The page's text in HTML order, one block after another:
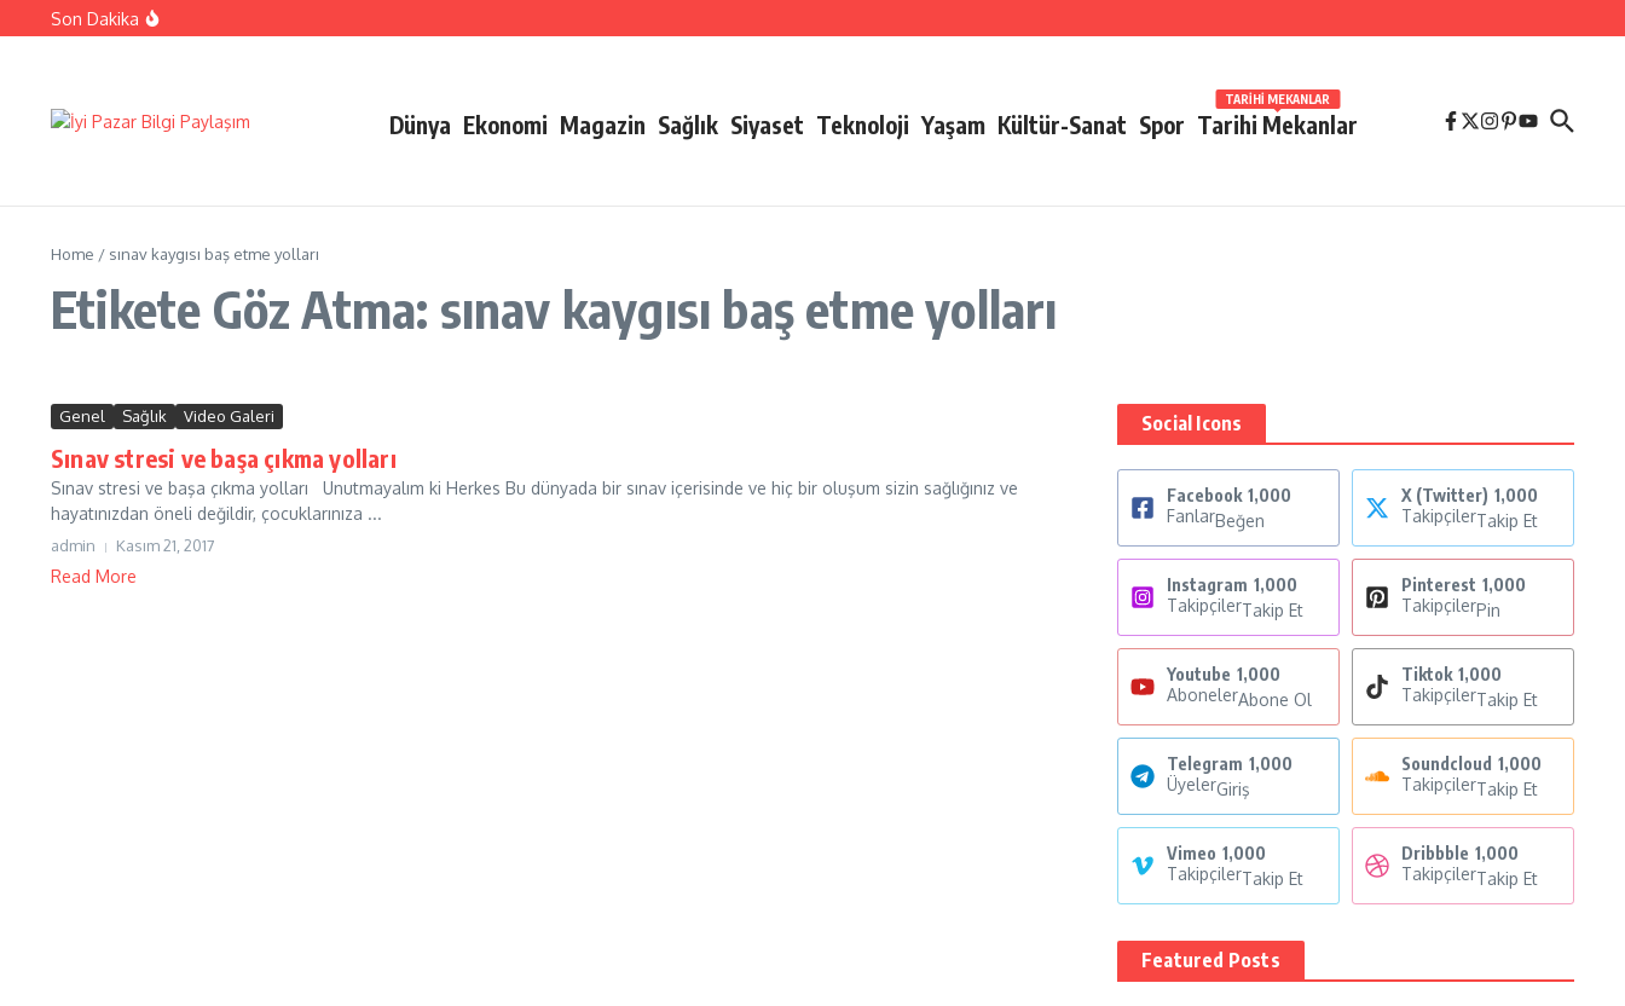
İçeriğe atlaSon Dakika
Kıbrıs Barış Harekatı Nasıl Yapıldı
Dünya Ekonomi Magazin Sağlık Siyaset Teknoloji Yaşam Kültür-Sanat Spor Tarihi Mekanlar
TARIHI MEKANLAR
Home / sınav kaygısı baş etme yolları
Etikete Göz Atma: sınav kaygısı baş etme yolları
Genel Sağlık Video Galeri
Sınav stresi ve başa çıkma yolları
Sınav stresi ve başa çıkma yolları Unutmayalım ki Herkes Bu dünyada bir sınav içerisinde ve hiç bir oluşum sizin sağlığınız ve
hayatınızdan öneli değildir, çocuklarınıza ...
admin Kasım 21, 2017
Read More
Social Icons
Facebook 1,000
FanlarBeğen
X (Twitter) 1,000
TakipçilerTakip Et
Instagram 1,000
TakipçilerTakip Et
Pinterest 1,000
TakipçilerPin
Youtube 1,000
AbonelerAbone Ol
Tiktok 1,000
TakipçilerTakip Et
Telegram 1,000
ÜyelerGiriş
Soundcloud 1,000
TakipçilerTakip Et
Vimeo 1,000
TakipçilerTakip Et
Dribbble 1,000
TakipçilerTakip Et
Featured Posts